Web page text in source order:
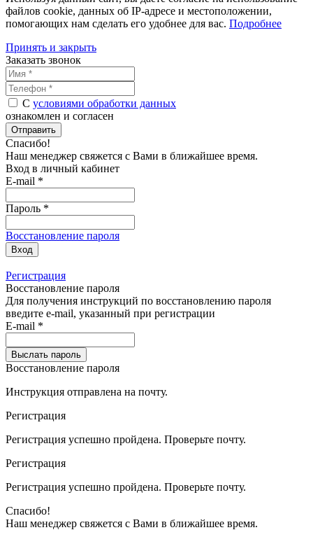
файлов cookie, данных об IP-адресе и местоположении,
помогающих нам сделать его удобнее для вас. Подробнее
Принять и закрыть
Заказать звонок
С условиями обработки данных
ознакомлен и согласен
Отправить
Спасибо!
Наш менеджер свяжется с Вами в ближайшее время.
Вход в личный кабинет
E-mail *
Пароль *
Восстановление пароля
Вход
Регистрация
Восстановление пароля
Для получения инструкций по восстановлению пароля
введите e-mail, указанный при регистрации
E-mail *
Выслать пароль
Восстановление пароля
Инструкция отправлена на почту.
Регистрация
Регистрация успешно пройдена. Проверьте почту.
Регистрация
Регистрация успешно пройдена. Проверьте почту.
Спасибо!
Наш менеджер свяжется с Вами в ближайшее время.